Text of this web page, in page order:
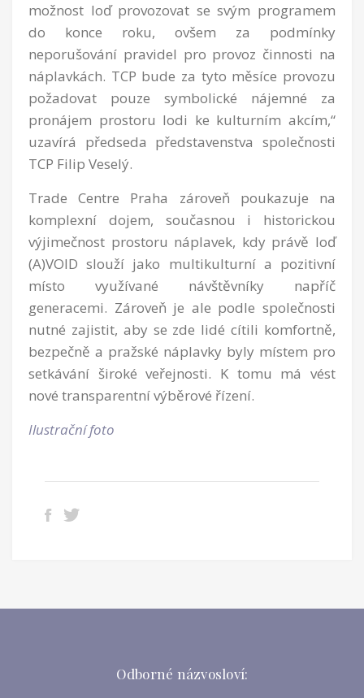
možnost loď provozovat se svým programem
do konce roku, ovšem za podmínky
neporušování pravidel pro provoz činnosti na
náplavkách. TCP bude za tyto měsíce provozu
požadovat pouze symbolické nájemné za
pronájem prostoru lodi ke kulturním akcím,“
uzavírá předseda představenstva společnosti
TCP Filip Veselý.
Trade Centre Praha zároveň poukazuje na
komplexní dojem, současnou i historickou
výjimečnost prostoru náplavek, kdy právě loď
(A)VOID slouží jako multikulturní a pozitivní
místo využívané návštěvníky napříč
generacemi. Zároveň je ale podle společnosti
nutné zajistit, aby se zde lidé cítili komfortně,
bezpečně a pražské náplavky byly místem pro
setkávání široké veřejnosti. K tomu má vést
nové transparentní výběrové řízení.
Ilustrační foto
Odborné názvosloví: